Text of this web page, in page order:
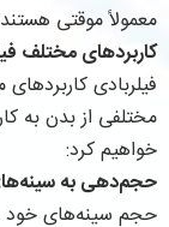
معمولاً موقتی
کاربردهای مختلف
فیلربادی
مختلفی از بدن به
خواهیم کرد:
حجم‌دهی به
حجم سینه‌های خود